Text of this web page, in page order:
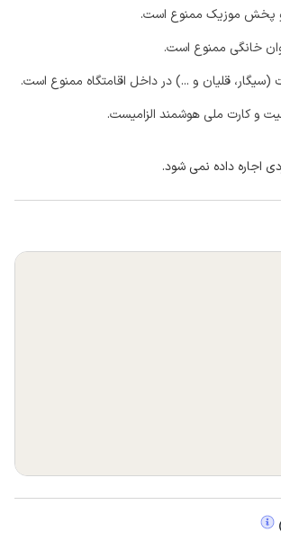
و پخش موزیک ممنوع است.
خانگی ممنوع است.
(سیگار، قلیان و ...) در داخل اقامتگاه ممنوع است.
و کارت ملی هوشمند الزامیست.
اجاره داده نمی شود.